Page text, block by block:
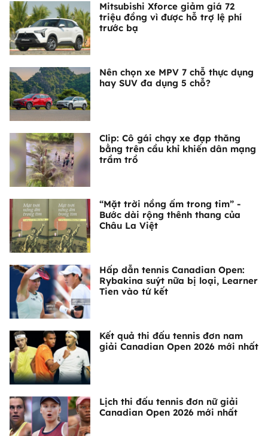
Mitsubishi Xforce giảm giá 72
triệu đồng vì được hỗ trợ lệ phí
trước bạ
Nên chọn xe MPV 7 chỗ thực dụng
hay SUV đa dụng 5 chỗ?
Clip: Cô gái chạy xe đạp thăng
bằng trên cầu khỉ khiến dân mạng
trầm trồ
“Mặt trời nồng ấm trong tim” -
Bước dài rộng thênh thang của
Châu La Việt
Hấp dẫn tennis Canadian Open:
Rybakina suýt nữa bị loại, Learner
Tien vào tứ kết
Kết quả thi đấu tennis đơn nam
giải Canadian Open 2026 mới nhất
Lịch thi đấu tennis đơn nữ giải
Canadian Open 2026 mới nhất